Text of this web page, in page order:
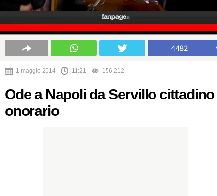
4482
1 maggio 2014 11:21 156.212
Ode a Napoli da Servillo cittadino
onorario